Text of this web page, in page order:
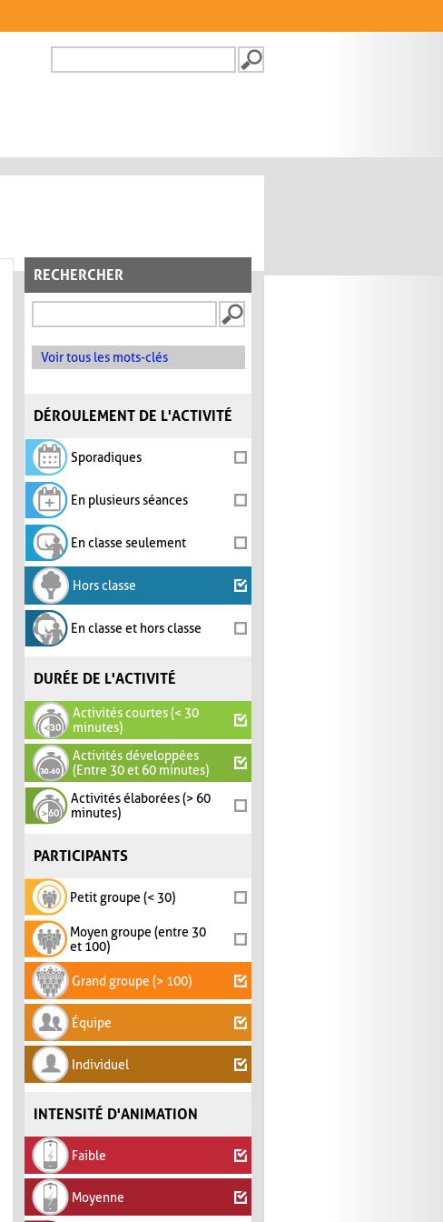
FORMULAIRE DE
RECHERCHER
Voir tous les mots-clés
DÉROULEMENT DE L'ACTIVITÉ
Sporadiques
En plusieurs séances
En classe seulement
Hors classe
En classe et hors classe
DURÉE DE L'ACTIVITÉ
Activités courtes (< 30
minutes)
Activités développées
(Entre 30 et 60 minutes)
Activités élaborées (> 60
minutes)
PARTICIPANTS
Petit groupe (< 30)
Moyen groupe (entre 30
et 100)
Grand groupe (> 100)
Équipe
Individuel
INTENSITÉ D'ANIMATION
Faible
Moyenne